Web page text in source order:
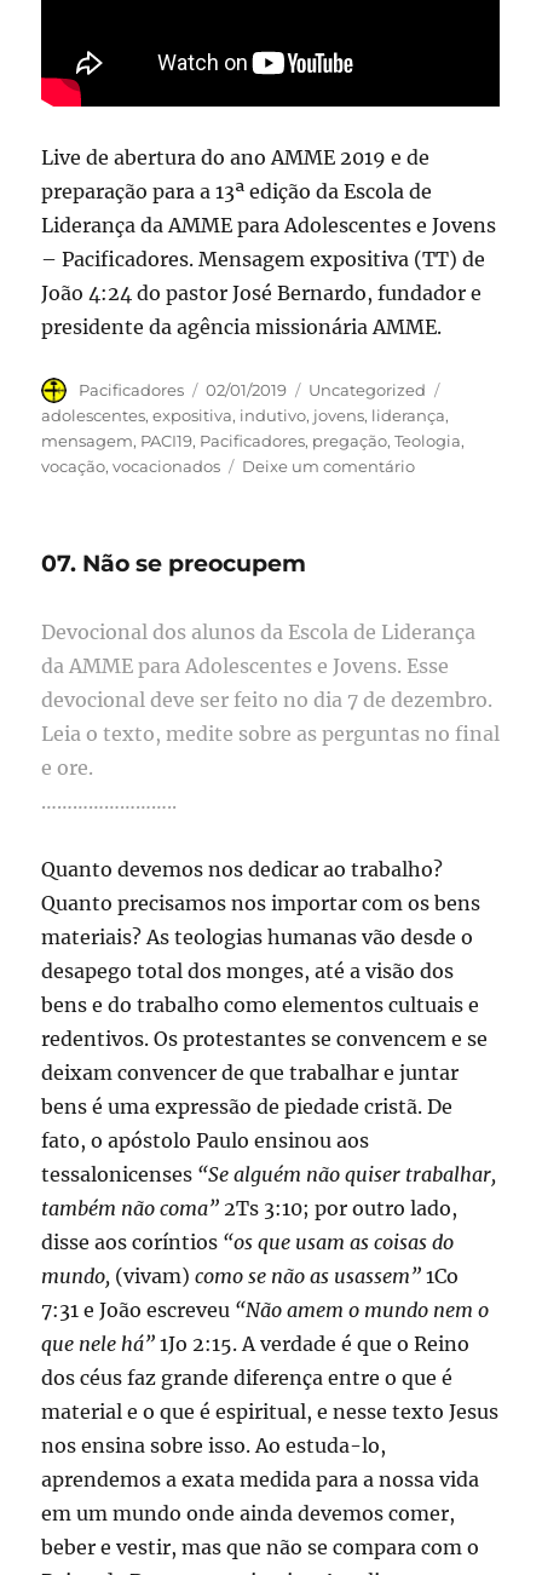
Live de abertura do ano AMME 2019 e de
preparação para a 13ª edição da Escola de
Liderança da AMME para Adolescentes e Jovens
– Pacificadores. Mensagem expositiva (TT) de
João 4:24 do pastor José Bernardo, fundador e
presidente da agência missionária AMME.
Autor
Pacificadores
Publicado
em
02/01/2019 Categorias
Uncategorized
adolescentes,expositiva, indutivo, jovens, liderança,
mensagem, PACI19, Pacificadores, pregação,Teologia,
vocação,vocacionados Deixe um comentárioem
07. Não se preocupem
Devocional dos alunos da Escola de Liderança
da AMME para Adolescentes e Jovens. Esse
devocional deve ser feito no dia 7 de dezembro.
Leia o texto, medite sobre as perguntas no final
e ore.
……………………..
Quanto devemos nos dedicar ao trabalho?
Quanto precisamos nos importar com os bens
materiais? As teologias humanas vão desde o
desapego total dos monges, até a visão dos
bens e do trabalho como elementos cultuais e
redentivos. Os protestantes se convencem e se
deixam convencer de que trabalhar e juntar
bens é uma expressão de piedade cristã. De
fato, o apóstolo Paulo ensinou aos
tessalonicenses “Se alguém não quiser trabalhar,
também não coma” 2Ts 3:10; por outro lado,
disse aos coríntios “os que usam as coisas do
mundo, (vivam)como se não as usassem” 1Co
7:31 e João escreveu “Não amem o mundo nem o
que nele há” 1Jo 2:15. A verdade é que o Reino
dos céus faz grande diferença entre o que é
material e o que é espiritual, e nesse texto Jesus
nos ensina sobre isso. Ao estuda-lo,
aprendemos a exata medida para a nossa vida
em um mundo onde ainda devemos comer,
beber e vestir, mas que não se compara com o